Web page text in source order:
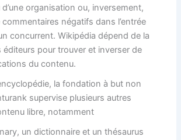
organisation ou, inversement,
commentaires négatifs dans l’entrée
concurrent. Wikipédia dépend de la
éditeurs pour trouver et inverser de
du contenu.
la fondation à but non
supervise plusieurs autres
libre, notamment
un dictionnaire et un thésaurus